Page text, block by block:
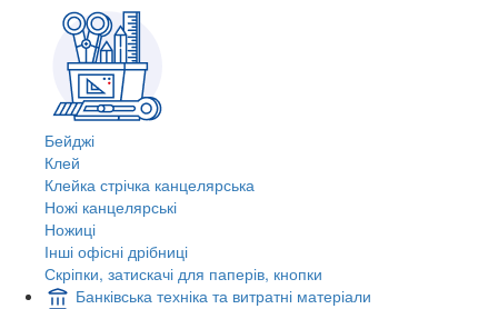
Бейджі
Клей
Клейка стрічка канцелярська
Ножі канцелярські
Ножиці
Інші офісні дрібниці
Скріпки, затискачі для паперів, кнопки
Банківська техніка та витратні матеріали